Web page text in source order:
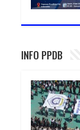
INFO PPDB